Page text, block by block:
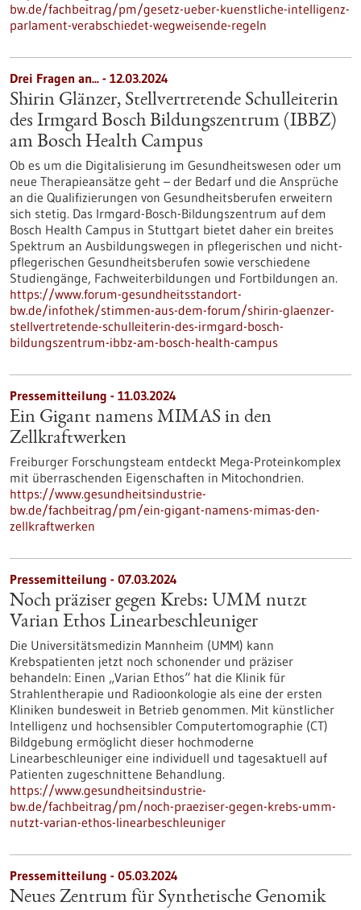
bw.de/fachbeitrag/pm/gesetz-ueber-kuenstliche-intelligenz-
parlament-verabschiedet-wegweisende-regeln
Drei Fragen an... - 12.03.2024
Shirin Glänzer, Stellvertretende Schulleiterin
des Irmgard Bosch Bildungszentrum (IBBZ)
am Bosch Health Campus
Ob es um die Digitalisierung im Gesundheitswesen oder um
neue Therapieansätze geht – der Bedarf und die Ansprüche
an die Qualifizierungen von Gesundheitsberufen erweitern
sich stetig. Das Irmgard-Bosch-Bildungszentrum auf dem
Bosch Health Campus in Stuttgart bietet daher ein breites
Spektrum an Ausbildungswegen in pflegerischen und nicht-
pflegerischen Gesundheitsberufen sowie verschiedene
Studiengänge, Fachweiterbildungen und Fortbildungen an.
https://www.forum-gesundheitsstandort-
bw.de/infothek/stimmen-aus-dem-forum/shirin-glaenzer-
stellvertretende-schulleiterin-des-irmgard-bosch-
bildungszentrum-ibbz-am-bosch-health-campus
Pressemitteilung - 11.03.2024
Ein Gigant namens MIMAS in den
Zellkraftwerken
Freiburger Forschungsteam entdeckt Mega-Proteinkomplex
mit überraschenden Eigenschaften in Mitochondrien.
https://www.gesundheitsindustrie-
bw.de/fachbeitrag/pm/ein-gigant-namens-mimas-den-
zellkraftwerken
Pressemitteilung - 07.03.2024
Noch präziser gegen Krebs: UMM nutzt
Varian Ethos Linearbeschleuniger
Die Universitätsmedizin Mannheim (UMM) kann
Krebspatienten jetzt noch schonender und präziser
behandeln: Einen „Varian Ethos“ hat die Klinik für
Strahlentherapie und Radioonkologie als eine der ersten
Kliniken bundesweit in Betrieb genommen. Mit künstlicher
Intelligenz und hochsensibler Computertomographie (CT)
Bildgebung ermöglicht dieser hochmoderne
Linearbeschleuniger eine individuell und tagesaktuell auf
Patienten zugeschnittene Behandlung.
https://www.gesundheitsindustrie-
bw.de/fachbeitrag/pm/noch-praeziser-gegen-krebs-umm-
nutzt-varian-ethos-linearbeschleuniger
Pressemitteilung - 05.03.2024
Neues Zentrum für Synthetische Genomik